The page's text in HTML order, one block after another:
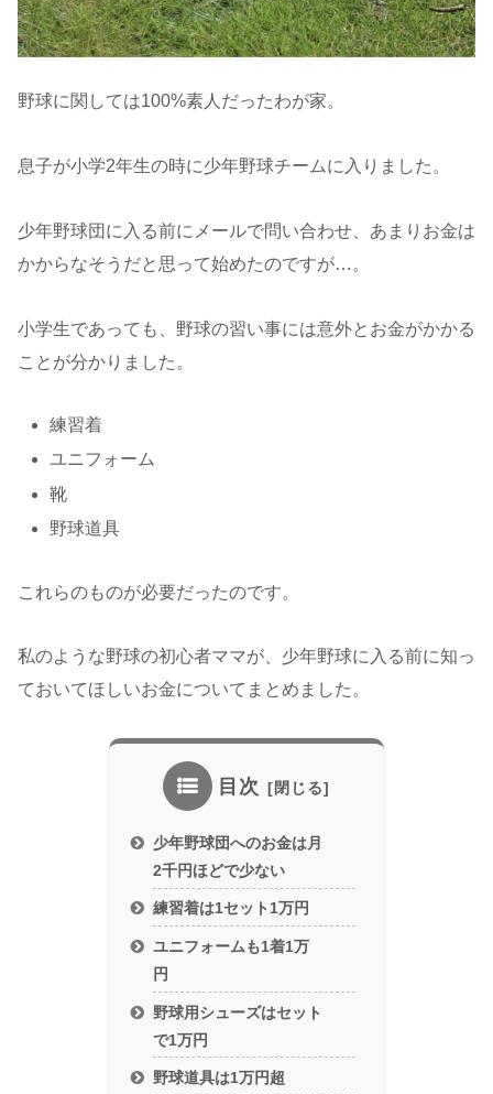
野球に関しては100%素人だったわが家。
息子が小学2年生の時に少年野球チームに入りました。
少年野球団に入る前にメールで問い合わせ、あまりお金は
かからなそうだと思って始めたのですが…。
小学生であっても、野球の習い事には意外とお金がかかる
ことが分かりました。
練習着
ユニフォーム
靴
野球道具
これらのものが必要だったのです。
私のような野球の初心者ママが、少年野球に入る前に知っ
ておいてほしいお金についてまとめました。
目次
少年野球団へのお金は月
2千円ほどで少ない
練習着は1セット1万円
ユニフォームも1着1万
円
野球用シューズはセット
で1万円
野球道具は1万円超